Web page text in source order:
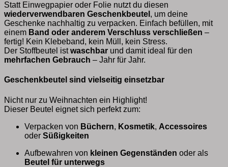
Statt Einwegpapier oder Folie nutzt du diesen
wiederverwendbaren Geschenkbeutel , um deine
Geschenke nachhaltig zu verpacken. Einfach befüllen, mit
einem Band oder anderem Verschluss verschließen –
fertig! Kein Klebeband, kein Müll, kein Stress.
Der Stoffbeutel istwaschbar und damit ideal für den
mehrfachen Gebrauch – Jahr für Jahr.
Geschenkbeutel sind vielseitig einsetzbar
Nicht nur zu Weihnachten ein Highlight!
Dieser Beutel eignet sich perfekt zum:
Verpacken von Büchern, Kosmetik, Accessoires
oder Süßigkeiten
Aufbewahren von kleinen Gegenständen oder als
Beutel für unterwegs